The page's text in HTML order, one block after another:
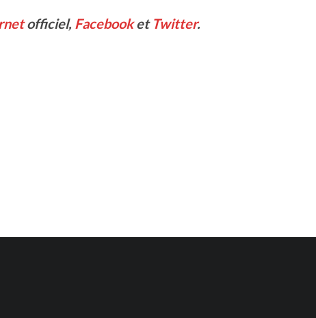
officiel, Facebooket Twitter.